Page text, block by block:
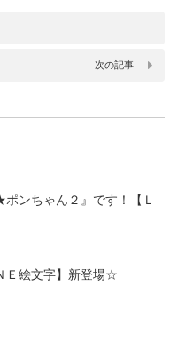
次の記事
ンちゃん２』です！【Ｌ
絵文字】新登場☆